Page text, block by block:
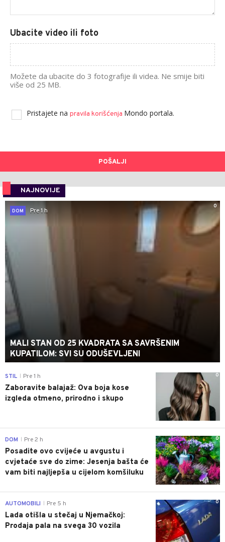
Ubacite video ili foto
Možete da ubacite do 3 fotografije ili videa. Ne smije biti
više od 25 MB.
Pristajete na pravila korišćenja Mondo portala.
POŠALJI
NAJNOVIJE
0
DOM
Pre 1 h
MALI STAN OD 25 KVADRATA SA SAVRŠENIM
KUPATILOM: SVI SU ODUŠEVLJENI
0
STIL Pre 1 h
Zaboravite balajaž: Ova boja kose
izgleda otmeno, prirodno i skupo
0
DOM Pre 2 h
Posadite ovo cvijeće u avgustu i
cvjetaće sve do zime: Jesenja bašta će
vam biti najljepša u cijelom komšiluku
0
AUTOMOBILI Pre 5 h
Lada otišla u stečaj u Njemačkoj:
Prodaja pala na svega 30 vozila